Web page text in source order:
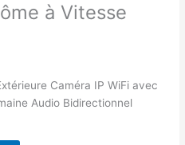
à Vitesse
Caméra IP WiFi avec
Audio Bidirectionnel